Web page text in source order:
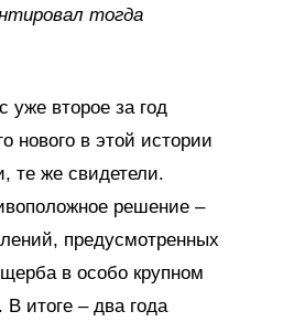
тогда
уже второе за год
нового в этой истории
те же свидетели.
решение –
предусмотренных
в особо крупном
итоге – два года